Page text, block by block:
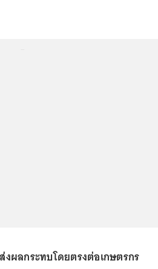
ผลกระทบโดยตรงต่อเกษตรกร